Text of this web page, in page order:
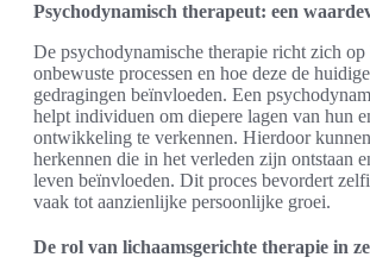
Psychodynamisch therapeut: een
De psychodynamische therapie richt zich
onbewuste processen en hoe deze de
gedragingen beïnvloeden. Een
helpt individuen om diepere lagen van hun
ontwikkeling te verkennen. Hierdoor
herkennen die in het verleden zijn ontstaan
leven beïnvloeden. Dit proces bevordert
vaak tot aanzienlijke persoonlijke groei.
De rol van lichaamsgerichte therapie in